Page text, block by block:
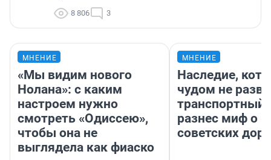
8 806 3
МНЕНИЕ
«Мы видим нового
Нолана»: с каким
настроем нужно
смотреть «Одиссею»,
чтобы она не
выглядела как фиаско
МНЕНИЕ
Наследие,
чудом не
транспортный
разнес миф о
советских